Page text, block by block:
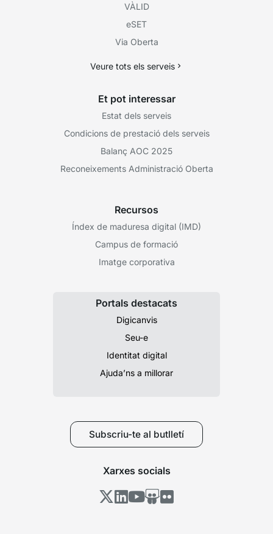
VÀLID
eSET
Via Oberta
Veure tots els serveis
Et pot interessar
Estat dels serveis
Condicions de prestació dels serveis
Balanç AOC 2025
Reconeixements Administració Oberta
Recursos
Índex de maduresa digital (IMD)
Campus de formació
Imatge corporativa
Portals destacats
Digicanvis
Seu-e
Identitat digital
Ajuda’ns a millorar
Subscriu-te al butlletí
Xarxes socials